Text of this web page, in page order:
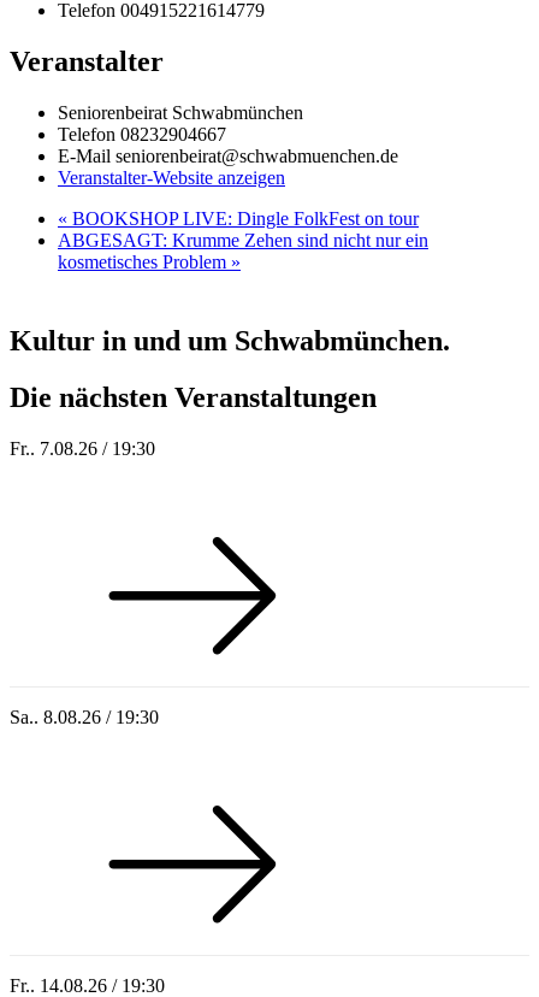
Telefon 004915221614779
Veranstalter
Seniorenbeirat Schwabmünchen
Telefon 08232904667
E-Mail seniorenbeirat@schwabmuenchen.de
Veranstalter-Website anzeigen
« BOOKSHOP LIVE: Dingle FolkFest on tour
ABGESAGT: Krumme Zehen sind nicht nur ein
kosmetisches Problem »
Kultur in und um Schwabmünchen.
Die nächsten Veranstaltungen
Fr.. 7.08.26 / 19:30
Sa.. 8.08.26 / 19:30
Fr.. 14.08.26 / 19:30